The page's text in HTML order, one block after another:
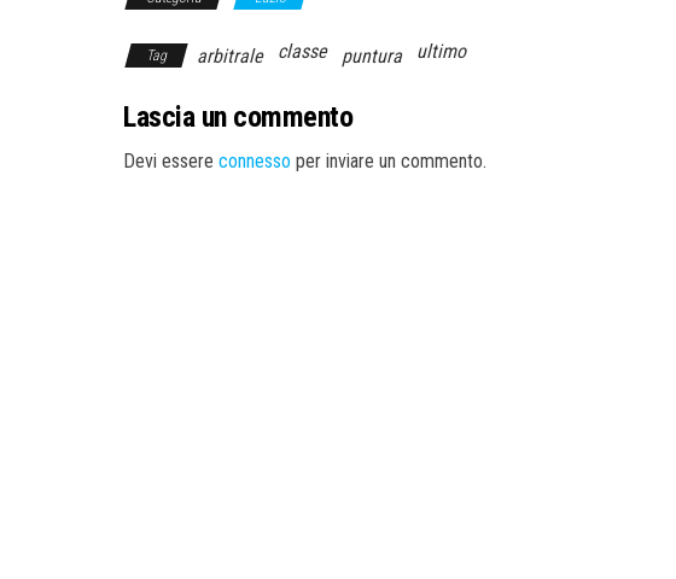
Tag arbitrale classe puntura ultimo
Lascia un commento
Devi essere connesso per inviare un commento.